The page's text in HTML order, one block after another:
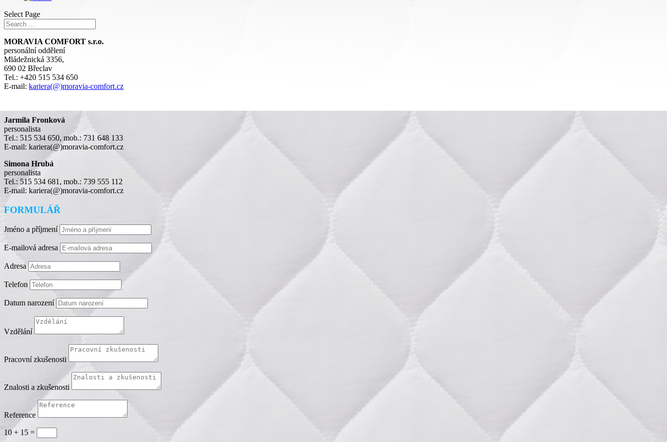
Select Page
MORAVIA COMFORT s.r.o.
personální oddělení
Mládežnická 3356,
690 02 Břeclav
Tel.: +420 515 534 650
E-mail: kariera(@)moravia-comfort.cz
Jarmila Fronková
personalista
Tel.: 515 534 650, mob.: 731 648 133
E-mail: kariera(@)moravia-comfort.cz
Simona Hrubá
personalista
Tel.: 515 534 681, mob.: 739 555 112
E-mail: kariera(@)moravia-comfort.cz
FORMULÁŘ
Jméno a příjmení
E-mailová adresa
Adresa
Telefon
Datum narození
Vzdělání
Pracovní zkušenosti
Znalosti a zkušenosti
Reference
10 + 15 =